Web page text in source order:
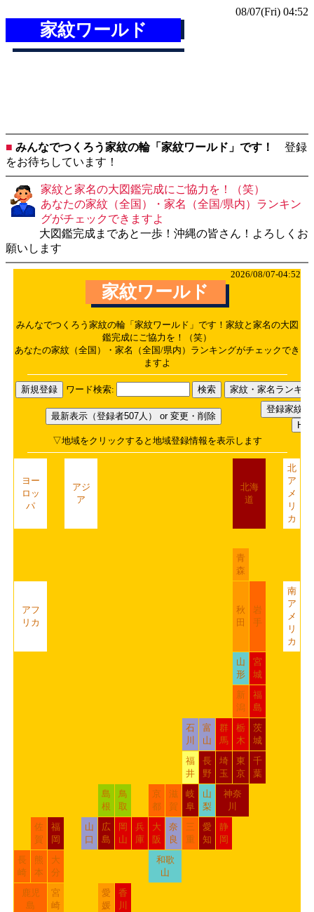
08/07(Fri) 04:52
家紋ワールド
■ みんなでつくろう家紋の輪「家紋ワールド」です！
登録
をお待ちしています！
家紋と家名の大図鑑完成にご協力を！（笑）
あなたの家紋（全国）・家名（全国/県内）ランキン
グがチェックできますよ
大図鑑完成まであと一歩！沖縄の皆さん！よろしくお
願いします